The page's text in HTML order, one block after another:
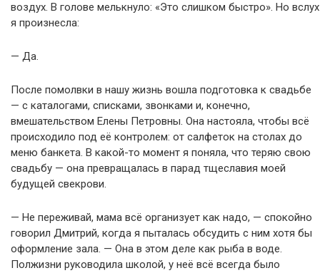
воздух. В голове мелькнуло: «Это слишком быстро». Но вслух
я произнесла:
— Да.
После помолвки в нашу жизнь вошла подготовка к свадьбе
— с каталогами, списками, звонками и, конечно,
вмешательством Елены Петровны. Она настояла, чтобы всё
происходило под её контролем: от салфеток на столах до
меню банкета. В какой-то момент я поняла, что теряю свою
свадьбу — она превращалась в парад тщеславия моей
будущей свекрови.
— Не переживай, мама всё организует как надо, — спокойно
говорил Дмитрий, когда я пыталась обсудить с ним хотя бы
оформление зала. — Она в этом деле как рыба в воде.
Полжизни руководила школой, у неё всё всегда было